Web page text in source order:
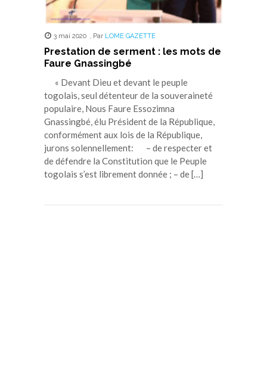
3 mai 2020 , Par LOME GAZETTE
Prestation de serment : les mots de
Faure Gnassingbé
« Devant Dieu et devant le peuple
togolais, seul détenteur de la souveraineté
populaire, Nous Faure Essozimna
Gnassingbé, élu Président de la République,
conformément aux lois de la République,
jurons solennellement: – de respecter et
de défendre la Constitution que le Peuple
togolais s’est librement donnée ; – de […]